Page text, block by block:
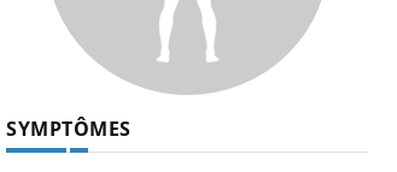
SYMPTÔMES